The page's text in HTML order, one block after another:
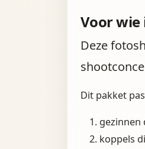
Voor wie
Deze
Dit pakket
gezinnen
koppels